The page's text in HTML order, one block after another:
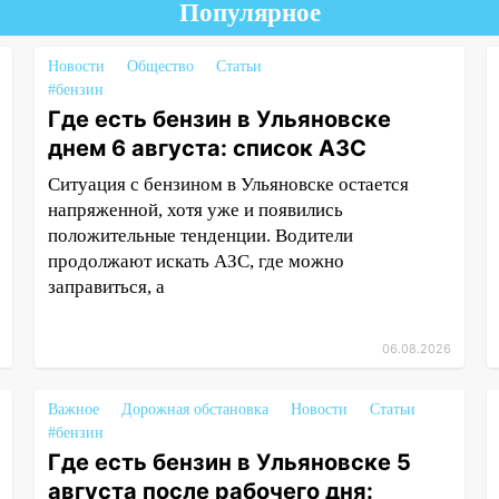
Популярное
Новости Общество
Статьи
#бензин
Где есть бензин в Ульяновске
днем 6 августа: список АЗС
Ситуация с бензином в Ульяновске остается
напряженной, хотя уже и появились
положительные тенденции. Водители
продолжают искать АЗС, где можно
заправиться, а
06.08.2026
Важное Дорожная обстановка Новости
Статьи
#бензин
Где есть бензин в Ульяновске 5
августа после рабочего дня: